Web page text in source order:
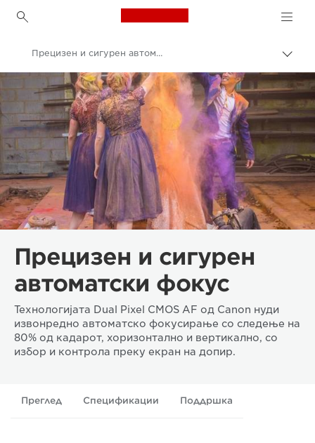
Canon Logo, back to
Canon
Видеокамери
Прецизен и сигурен автоматски фокус: EOS C200
Прецизен и сигурен
автоматски фокус
Технологијата Dual Pixel CMOS AF од Canon нуди
извонредно автоматско фокусирање со следење на
80% од кадарот, хоризонтално и вертикално, со
избор и контрола преку екран на допир.
Преглед Спецификации Поддршка